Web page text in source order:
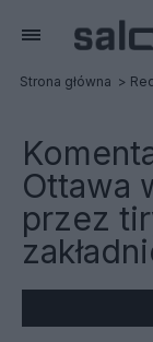
Strona główna
Ottawa
przez